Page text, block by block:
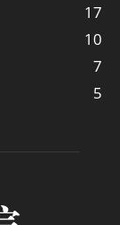
17
10
7
5